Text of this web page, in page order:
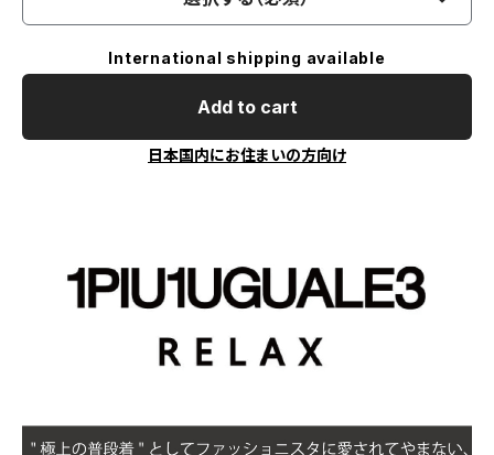
International shipping available
Add to cart
日本国内にお住まいの方向け